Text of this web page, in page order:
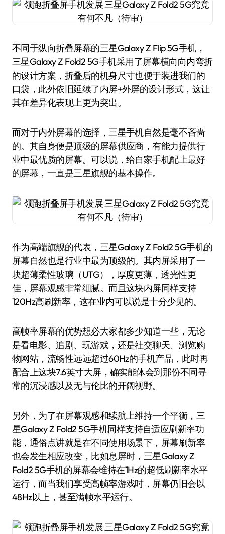
不同于纵向折叠屏幕的三星Galaxy Z Flip 5G手机，
三星Galaxy Z Fold2 5G手机采用了屏幕横向向内弯折
的设计方案，折叠后的机身尺寸也便于装进我们的
口袋，此外依旧延续了内屏+外屏的设计形式，这让
其在差异化表现上更为突出。
而对于内外屏幕的选择，三星手机自然是毫不吝啬
的。其自身便是顶级的屏幕供应商，有能力提供行
业中最优质的屏幕。可以说，给自家手机配上最好
的屏幕，一直是三星旗舰的基本操作。
作为高端旗舰的代表，三星Galaxy Z Fold2 5G手机的
屏幕自然也是行业中最为顶级的。其内屏采用了一
块超薄柔性玻璃（UTG），厚度更薄，透光性更
佳，屏幕观感非常细腻。而且这块内屏同样支持
120Hz高刷新率，这在业内可以说是十分少见的。
高帧率屏幕的优势想必大家都多少知道一些，无论
是看电影、追剧、玩游戏，还是社交聊天、浏览购
物网站，流畅性远远超过60Hz的手机产品，此时再
配合上这块7.6英寸大屏，确实能体会到那份不同寻
常的沉浸感以及无与伦比的开阔视野。
另外，为了在屏幕观感和续航上维持一个平衡，三
星Galaxy Z Fold2 5G手机同样支持自适应刷新率功
能，通俗点讲就是在不同使用场景下，屏幕刷新率
也会发生相应改变，比如息屏时，三星Galaxy Z
Fold2 5G手机的屏幕会维持在1Hz的超低刷新率水平
运行，而当我们享受高帧率游戏时，屏幕仍旧会以
48Hz以上，甚至满帧水平运行。